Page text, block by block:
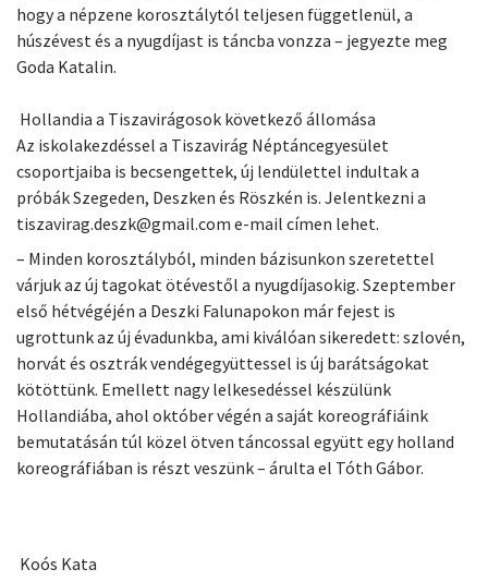
hogy a népzene korosztálytól teljesen függetlenül, a
húszévest és a nyugdíjast is táncba vonzza – jegyezte meg
Goda Katalin.
Hollandia a Tiszavirágosok következő állomása
Az iskolakezdéssel a Tiszavirág Néptáncegyesület
csoportjaiba is becsengettek, új lendülettel indultak a
próbák Szegeden, Deszken és Röszkén is. Jelentkezni a
tiszavirag.deszk@gmail.com e-mail címen lehet.
– Minden korosztályból, minden bázisunkon szeretettel
várjuk az új tagokat ötévestől a nyugdíjasokig. Szeptember
első hétvégéjén a Deszki Falunapokon már fejest is
ugrottunk az új évadunkba, ami kiválóan sikeredett: szlovén,
horvát és osztrák vendégegyüttessel is új barátságokat
kötöttünk. Emellett nagy lelkesedéssel készülünk
Hollandiába, ahol október végén a saját koreográfiáink
bemutatásán túl közel ötven táncossal együtt egy holland
koreográfiában is részt veszünk – árulta el Tóth Gábor.
Koós Kata